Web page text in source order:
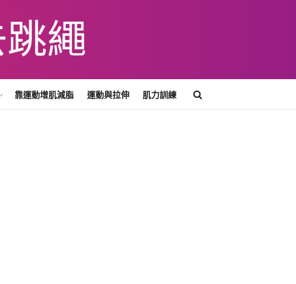
靠運動增肌減脂 運動與拉伸 肌力訓練